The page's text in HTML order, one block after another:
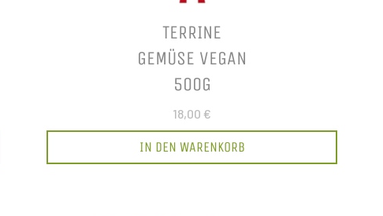
TERRINE
GEMÜSE VEGAN
500G
18,00 €
IN DEN WARENKORB